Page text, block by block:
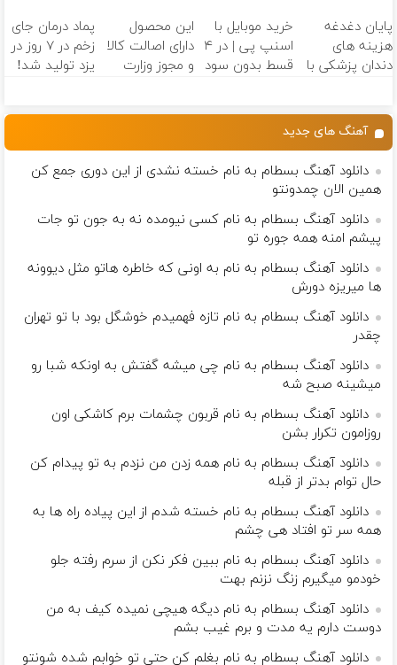
آموزش رایگان
پایان دغدغه
هزینه های
دندان پزشکی با
خرید موبایل با
اسنپ پی | در ۴
قسط بدون سود
این محصول
دارای اصالت کالا
و مجوز وزارت
پماد درمان جای
زخم در ۷ روز در
یزد تولید شد!
آهنگ های جدید
دانلود آهنگ بسطام به نام خسته نشدی از این دوری جمع کن
همین الان چمدونتو
دانلود آهنگ بسطام به نام کسی نیومده نه به جون تو جات
پیشم امنه همه جوره تو
دانلود آهنگ بسطام به نام به اونی که خاطره هاتو مثل دیوونه
ها میریزه دورش
دانلود آهنگ بسطام به نام تازه فهمیدم خوشگل بود با تو تهران
چقدر
دانلود آهنگ بسطام به نام چی میشه گفتش به اونکه شبا رو
میشینه صبح شه
دانلود آهنگ بسطام به نام قربون چشمات برم کاشکی اون
روزامون تکرار بشن
دانلود آهنگ بسطام به نام همه زدن من نزدم به تو پیدام کن
حال توام بدتر از قبله
دانلود آهنگ بسطام به نام خسته شدم از این پیاده راه ها به
همه سر تو افتاد هی چشم
دانلود آهنگ بسطام به نام ببین فکر نکن از سرم رفته جلو
خودمو میگیرم زنگ نزنم بهت
دانلود آهنگ بسطام به نام دیگه هیچی نمیده کیف به من
دوست دارم یه مدت و برم غیب بشم
دانلود آهنگ بسطام به نام بغلم کن حتی تو خوابم شده شونتو